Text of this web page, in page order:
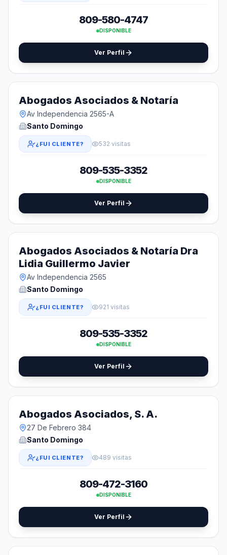
809-580-4747
DISPONIBLE
Ver Perfil
Abogados Asociados & Notaría
Av Independencia 2565-A
Santo Domingo
¿FUI CLIENTE? 532 visitas
809-535-3352
DISPONIBLE
Ver Perfil
Abogados Asociados & Notaría Dra
Lidia Guillermo Javier
Av Independencia 2565
Santo Domingo
¿FUI CLIENTE? 921 visitas
809-535-3352
DISPONIBLE
Ver Perfil
Abogados Asociados, S. A.
27 De Febrero 384
Santo Domingo
¿FUI CLIENTE? 489 visitas
809-472-3160
DISPONIBLE
Ver Perfil